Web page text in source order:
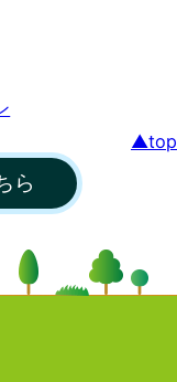
▲top
ら